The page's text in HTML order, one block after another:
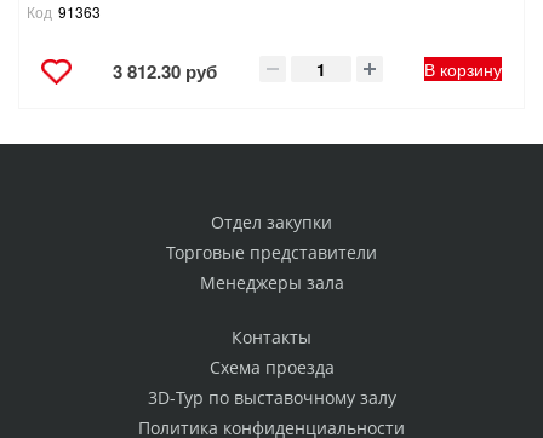
Код 91363
3 812.30 руб В корзину
Отдел закупки
Торговые представители
Менеджеры зала
Контакты
Схема проезда
3D-Тур по выставочному залу
Политика конфиденциальности